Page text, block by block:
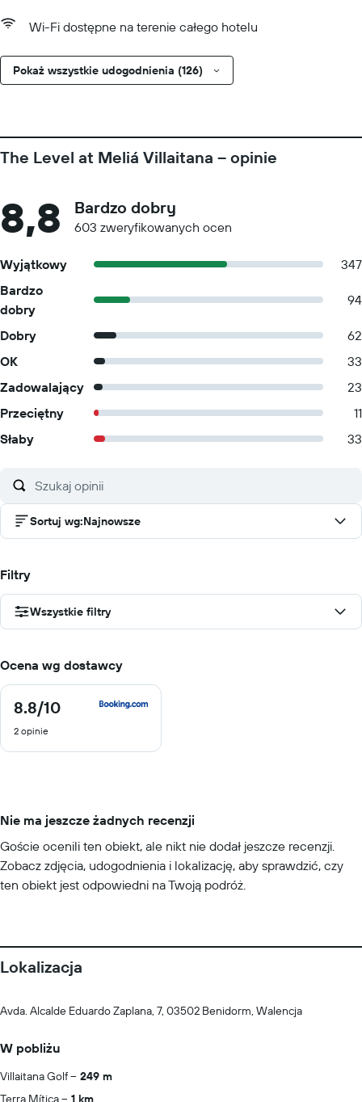
Wi-Fi dostępne na terenie całego hotelu
Pokaż wszystkie udogodnienia (126)
The Level at Meliá Villaitana – opinie
8,8 Bardzo dobry
603 zweryfikowanych ocen
Wyjątkowy
347
Bardzo
dobry
94
Dobry
62
OK
33
Zadowalający
23
Przeciętny
11
Słaby
33
Sortuj wg:Najnowsze
Filtry
Wszystkie filtry
Ocena wg dostawcy
8.8/10
8.8
10
2 opinie
Nie ma jeszcze żadnych recenzji
Goście ocenili ten obiekt, ale nikt nie dodał jeszcze recenzji.
Zobacz zdjęcia, udogodnienia i lokalizację, aby sprawdzić, czy
ten obiekt jest odpowiedni na Twoją podróż.
Lokalizacja
Avda. Alcalde Eduardo Zaplana, 7, 03502 Benidorm, Walencja
W pobliżu
Villaitana Golf
249 m
Terra Mítica
1 km